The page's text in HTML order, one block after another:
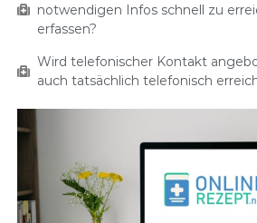
notwendigen Infos schnell zu
erfassen?
Wird telefonischer Kontakt
auch tatsächlich telefonisch